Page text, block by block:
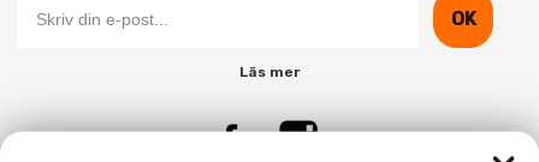
OK
Läs mer